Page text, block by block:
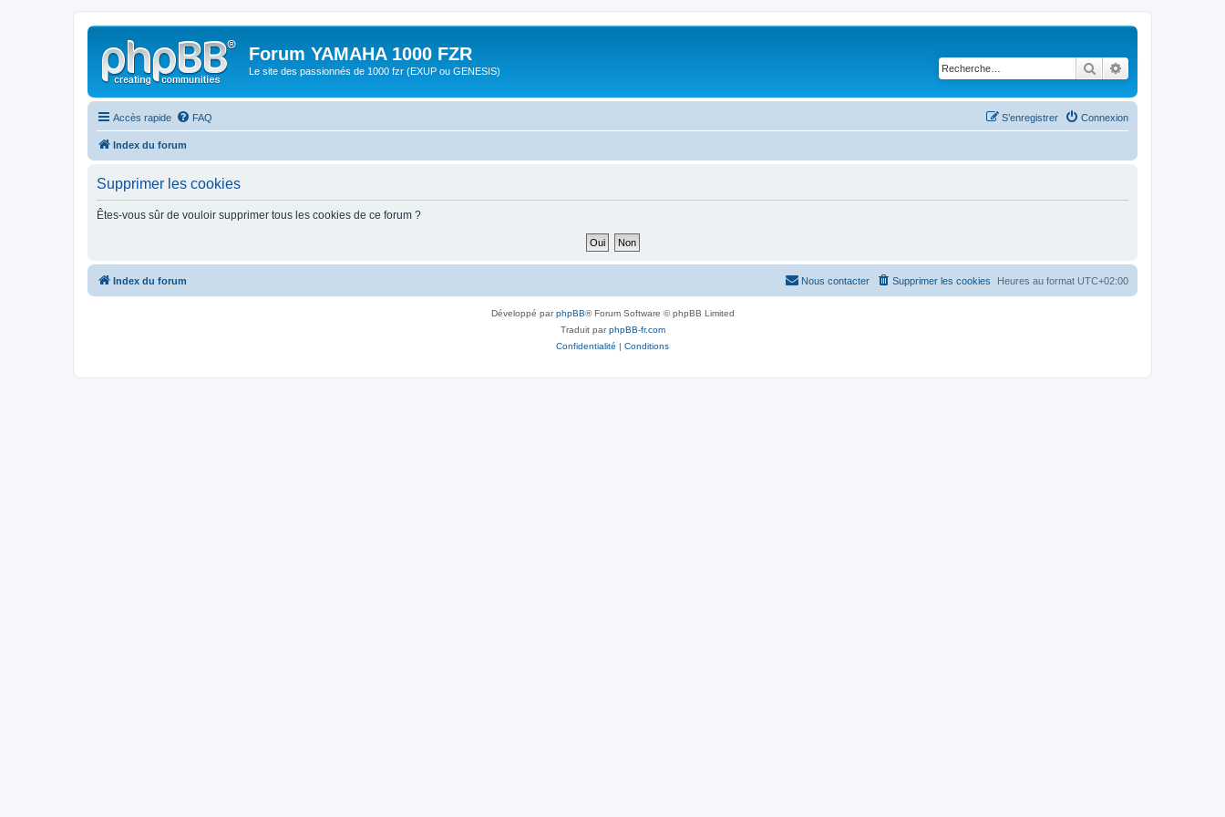
Forum YAMAHA 1000 FZR
Le site des passionnés de 1000 fzr (EXUP ou GENESIS) Rechercher
Accès rapide FAQ Connexion
S’enregistrer
Index du forum
Supprimer les cookies
Êtes-vous sûr de vouloir supprimer tous les cookies de ce forum ?
Index du forum Heures au format UTC+02:00
Supprimer les cookies
Nous contacter
Développé parphpBB® Forum Software © phpBB Limited
Traduit parphpBB-fr.com
Confidentialité | Conditions